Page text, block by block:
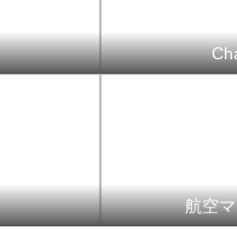
航空